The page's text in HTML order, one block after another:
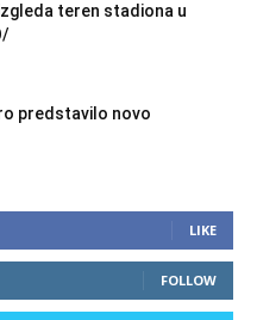
teren stadiona u
predstavilo novo
LIKE
FOLLOW